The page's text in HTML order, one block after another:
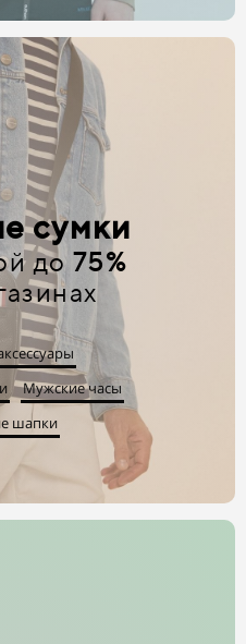
сумки
до 75%
Мужские часы
шапки